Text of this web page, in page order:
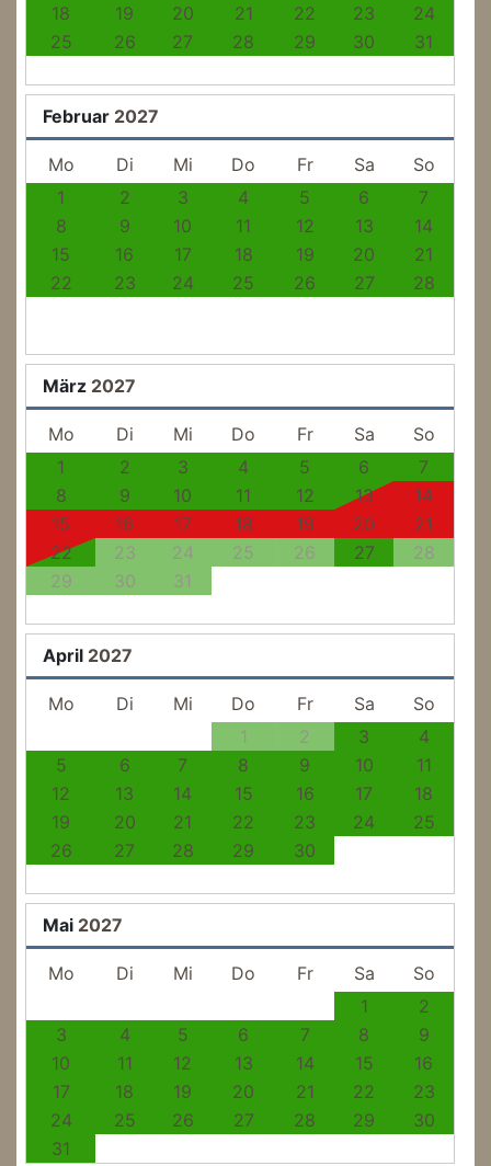
18
19 20 21 22 23
24
25
26 27 28 29 30 31
Februar 2027
Mo Di Mi Do Fr Sa
So
1
2 3 4 5 6
7
8
9 10 11 12 13
14
15
16 17 18 19 20
21
22
23 24 25 26 27 28
März 2027
Mo Di Mi Do Fr Sa
So
1
2 3 4 5 6
7
8
9 10 11 12 13
14
15
16 17 18 19 20
21
22
23 24 25 26 27
28
29
30 31
April 2027
Mo Di Mi Do Fr Sa
So
1
2 3
4
5
6 7 8 9 10
11
12
13 14 15 16 17
18
19
20 21 22 23 24
25
26
27 28 29 30
Mai 2027
Mo Di Mi Do Fr Sa
So
1
2
3
4 5 6 7 8
9
10
11 12 13 14 15
16
17
18 19 20 21 22
23
24
25 26 27 28 29
30
31